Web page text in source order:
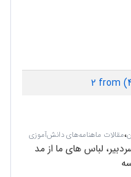
2 from
،مقالات ماهنامه‌های دانش‌آموزی
لباس های ما از مد